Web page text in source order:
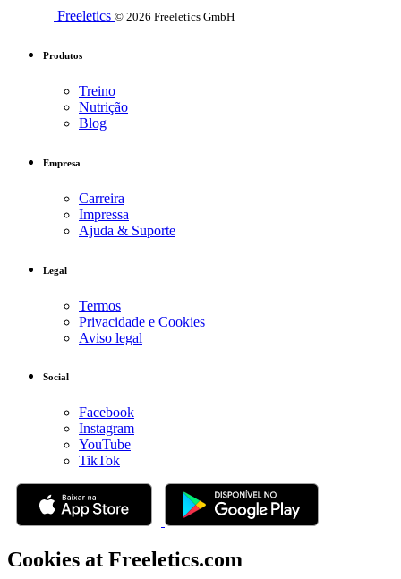
Freeletics © 2026 Freeletics GmbH
Produtos
Treino
Nutrição
Blog
Empresa
Carreira
Impressa
Ajuda & Suporte
Legal
Termos
Privacidade e Cookies
Aviso legal
Social
Facebook
Instagram
YouTube
TikTok
Cookies at Freeletics.com